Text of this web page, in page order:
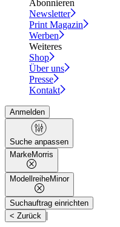
Abonnieren
Newsletter
Print Magazin
Werben
Weiteres
Shop
Über uns
Presse
Kontakt
Anmelden
Suche anpassen
MarkeMorris
ModellreiheMinor
Suchauftrag einrichten
< Zurück
|